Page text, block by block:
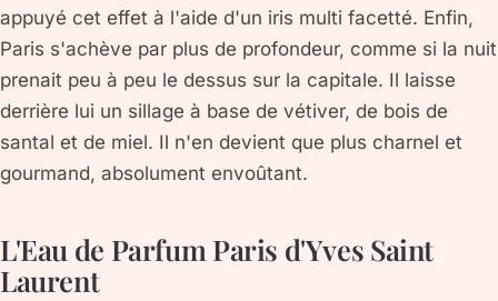
appuyé cet effet à l'aide d'un iris multi facetté. Enfin,
Paris s'achève par plus de profondeur, comme si la nuit
prenait peu à peu le dessus sur la capitale. Il laisse
derrière lui un sillage à base de vétiver, de bois de
santal et de miel. Il n'en devient que plus charnel et
gourmand, absolument envoûtant.
L'Eau de Parfum Paris d'Yves Saint
Laurent